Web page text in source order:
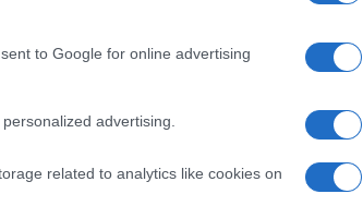
to Google for online advertising
advertising.
related to analytics like cookies on
cálidas a lo largo del día, y
para disfrutar de la
montón de ropa se
llegan a tiendas de